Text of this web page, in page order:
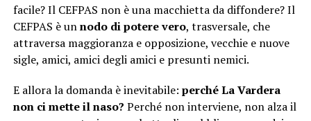
facile? Il CEFPAS non è una macchietta da diffondere? Il
CEFPAS è unnodo di potere vero, trasversale, che
attraversa maggioranza e opposizione, vecchie e nuove
sigle, amici, amici degli amici e presunti nemici.
E allora la domanda è inevitabile: perché La Vardera
non ci mette il naso? Perché non interviene, non alza il